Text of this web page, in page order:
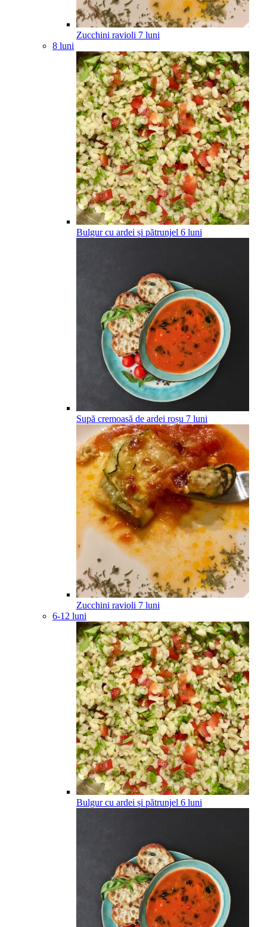
Zucchini ravioli 7 luni
8 luni
Bulgur cu ardei și pătrunjel 6 luni
Supă cremoasă de ardei roșu 7 luni
Zucchini ravioli 7 luni
6-12 luni
Bulgur cu ardei și pătrunjel 6 luni